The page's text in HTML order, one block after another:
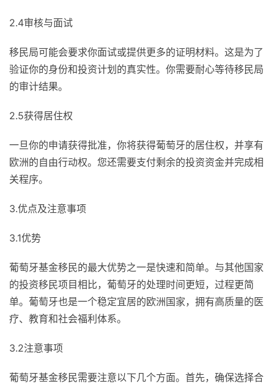
2.4审核与面试
移民局可能会要求你面试或提供更多的证明材料。这是为了
验证你的身份和投资计划的真实性。你需要耐心等待移民局
的审计结果。
2.5获得居住权
一旦你的申请获得批准，你将获得葡萄牙的居住权，并享有
欧洲的自由行动权。您还需要支付剩余的投资资金并完成相
关程序。
3.优点及注意事项
3.1优势
葡萄牙基金移民的最大优势之一是快速和简单。与其他国家
的投资移民项目相比，葡萄牙的处理时间更短，过程更简
单。葡萄牙也是一个稳定宜居的欧洲国家，拥有高质量的医
疗、教育和社会福利体系。
3.2注意事项
葡萄牙基金移民需要注意以下几个方面。首先，确保选择合